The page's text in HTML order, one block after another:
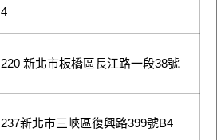
4
220 新北市板橋區長江路一段38號
237新北市三峽區復興路399號B4